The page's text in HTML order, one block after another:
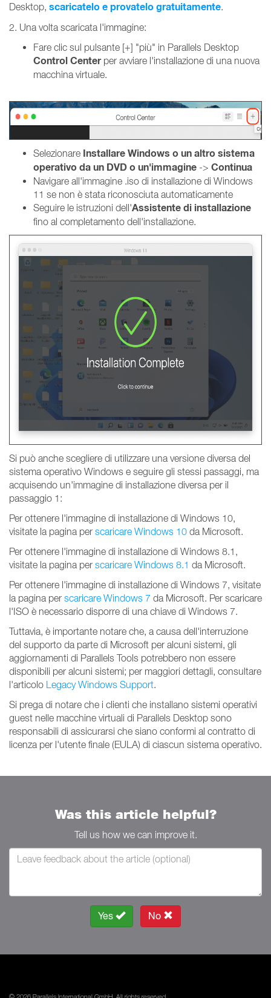
Desktop, scaricatelo e provatelo gratuitamente.
2. Una volta scaricata l'immagine:
Fare clic sul pulsante [+] "più" in Parallels Desktop
Control Centerper avviare l'installazione di una nuova
macchina virtuale.
Selezionare Installare Windows o un altro sistema
operativo da un DVD o un'immagine -> Continua
Navigare all'immagine .iso di installazione di Windows
11 se non è stata riconosciuta automaticamente
Seguire le istruzioni dell'Assistente di installazione
fino al completamento dell'installazione.
Si può anche scegliere di utilizzare una versione diversa del
sistema operativo Windows e seguire gli stessi passaggi, ma
acquisendo un'immagine di installazione diversa per il
passaggio 1:
Per ottenere l'immagine di installazione di Windows 10,
visitate la pagina per scaricare Windows 10 da Microsoft.
Per ottenere l'immagine di installazione di Windows 8.1,
visitate la pagina per scaricare Windows 8.1 da Microsoft.
Per ottenere l'immagine di installazione di Windows 7, visitate
la pagina per scaricare Windows 7 da Microsoft. Per scaricare
l'ISO è necessario disporre di una chiave di Windows 7.
Tuttavia, è importante notare che, a causa dell'interruzione
del supporto da parte di Microsoft per alcuni sistemi, gli
aggiornamenti di Parallels Tools potrebbero non essere
disponibili per alcuni sistemi; per maggiori dettagli, consultare
l'articolo Legacy Windows Support.
Si prega di notare che i clienti che installano sistemi operativi
guest nelle macchine virtuali di Parallels Desktop sono
responsabili di assicurarsi che siano conformi al contratto di
licenza per l'utente finale (EULA) di ciascun sistema operativo.
Was this article helpful?
Tell us how we can improve it.
Yes No